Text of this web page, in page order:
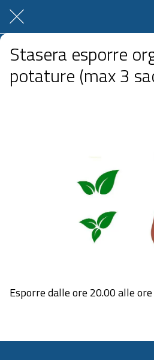
Stasera esporre
potature (max 3
Esporre dalle ore 20.00 alle